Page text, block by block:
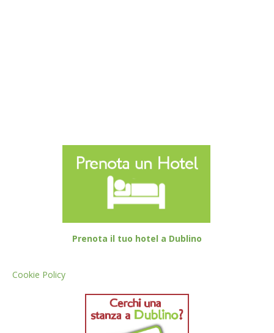
Prenota il tuo hotel a Dublino
Cookie Policy